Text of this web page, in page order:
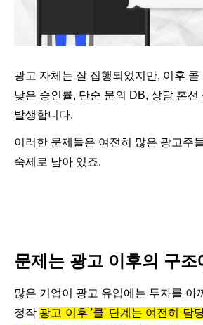
광고 자체는 잘 집행되었지만, 이후 콜
낮은 승인률, 단순 문의 DB, 상담 혼선
발생합니다.
이러한 문제들은 여전히 많은 광고주
숙제로 남아 있죠.
문제는 광고 이후의 구조
많은 기업이 광고 유입에는 투자를 아
정작 광고 이후 '콜' 단계는 여전히 담